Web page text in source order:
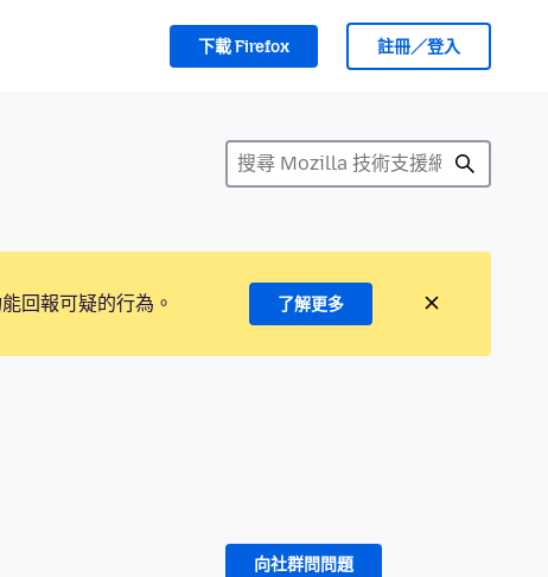
下載 Firefox 註冊／登入
回報可疑的行為。 了解更多
向社群問問題